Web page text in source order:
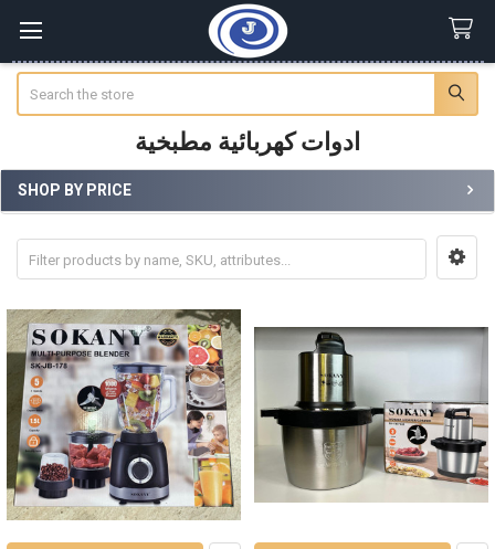
ادوات كهربائية مطبخية
Sidebar
SHOP BY PRICE